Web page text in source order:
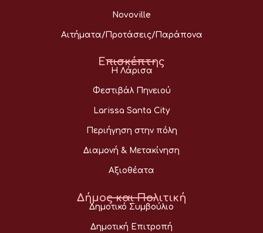
Novoville
Αιτήματα/Προτάσεις/Παράπονα
Επισκέπτης
Η Λάρισα
Φεστιβάλ Πηνειού
Larissa Santa City
Περιήγηση στην πόλη
Διαμονή & Μετακίνηση
Αξιοθέατα
Δήμος και Πολιτική
Δημοτικό Συμβούλιο
Δημοτική Επιτροπή